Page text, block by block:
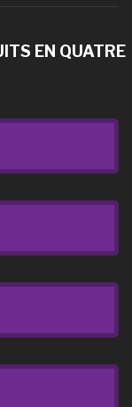
EN QUATRE